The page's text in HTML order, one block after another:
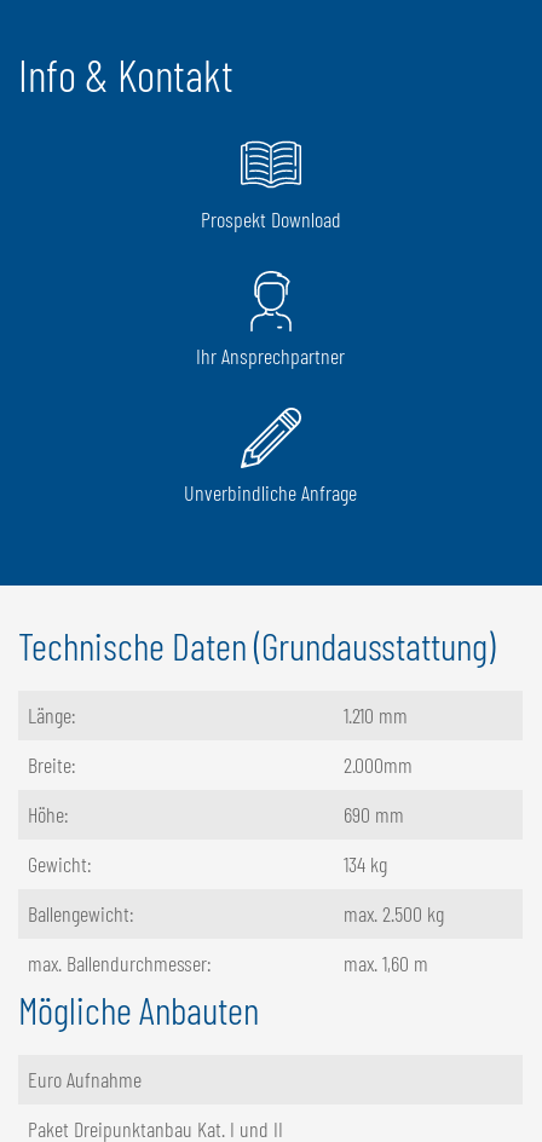
Info & Kontakt
Prospekt Download
Ihr Ansprechpartner
Unverbindliche Anfrage
Technische Daten (Grundausstattung)
Länge:
1.210 mm
Breite:
2.000mm
Höhe:
690 mm
Gewicht:
134 kg
Ballengewicht:
max. 2.500 kg
max. Ballendurchmesser:
max. 1,60 m
Mögliche Anbauten
Euro Aufnahme
Paket Dreipunktanbau Kat. I und II